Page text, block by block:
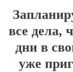
все дела,
дни в
уже